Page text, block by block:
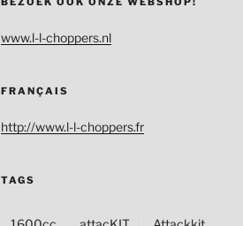
www.l-l-choppers.nl
FRANÇAIS
http://www.l-l-choppers.fr
TAGS